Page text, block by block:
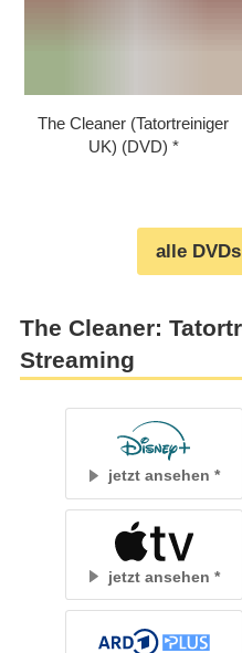
The Cleaner (Tatortreiniger
UK) (DVD)
alle
The Cleaner:
Streaming
jetzt ansehen
jetzt ansehen